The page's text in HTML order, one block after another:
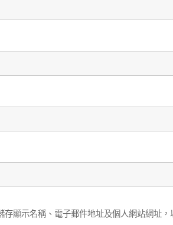
存顯示名稱、電子郵件地址及個人網站網址，